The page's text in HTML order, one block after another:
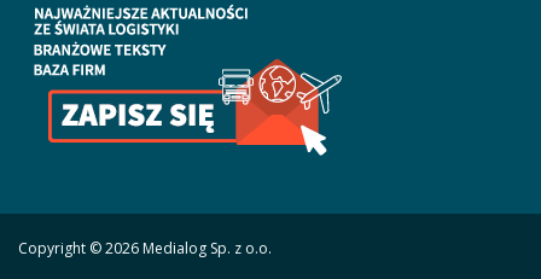
Copyright © 2026 Medialog Sp. z o.o.